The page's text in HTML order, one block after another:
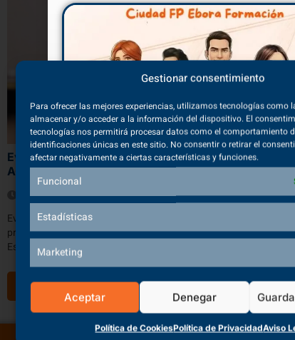
Gestionar consentimiento
Para ofrecer las mejores experiencias, utilizamos tecnologías como
almacenar y/o acceder a la información del dispositivo. El
tecnologías nos permitirá procesar datos como el comportamiento
identificaciones únicas en este sitio. No consentir o retirar el
afectar negativamente a ciertas características y funciones.
Funcional
Estadísticas
Marketing
Aceptar Denegar
Política de CookiesPolítica de PrivacidadAviso
EvAU – FORMACIÓN PROFESIONAL Y
ACCESO A LA UNIVERSIDAD
12/03/2020
Evaluación para el Acceso a la Universidad
procedimiento que sustituye a las Pruebas de Acceso a
Estudios de Grado (PAU)
VER MÁS